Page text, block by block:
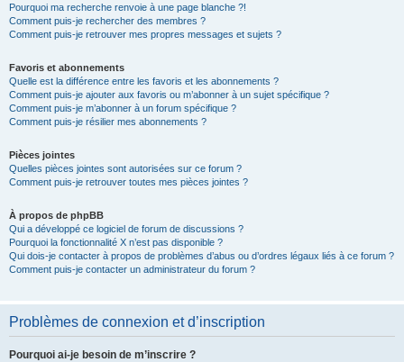
Pourquoi ma recherche renvoie à une page blanche ?!
Comment puis-je rechercher des membres ?
Comment puis-je retrouver mes propres messages et sujets ?
Favoris et abonnements
Quelle est la différence entre les favoris et les abonnements ?
Comment puis-je ajouter aux favoris ou m’abonner à un sujet spécifique ?
Comment puis-je m’abonner à un forum spécifique ?
Comment puis-je résilier mes abonnements ?
Pièces jointes
Quelles pièces jointes sont autorisées sur ce forum ?
Comment puis-je retrouver toutes mes pièces jointes ?
À propos de phpBB
Qui a développé ce logiciel de forum de discussions ?
Pourquoi la fonctionnalité X n’est pas disponible ?
Qui dois-je contacter à propos de problèmes d’abus ou d’ordres légaux liés à ce forum ?
Comment puis-je contacter un administrateur du forum ?
Problèmes de connexion et d’inscription
Pourquoi ai-je besoin de m’inscrire ?